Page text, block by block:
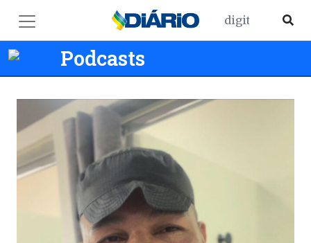
Podcasts